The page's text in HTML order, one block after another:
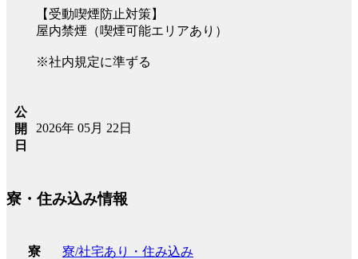
【受動喫煙防止対策】
屋内禁煙（喫煙可能エリアあり）
※社内規定に準ずる
公
開
日
2026年 05月 22日
寮・住み込み情報
寮 寮/社宅あり・住み込み